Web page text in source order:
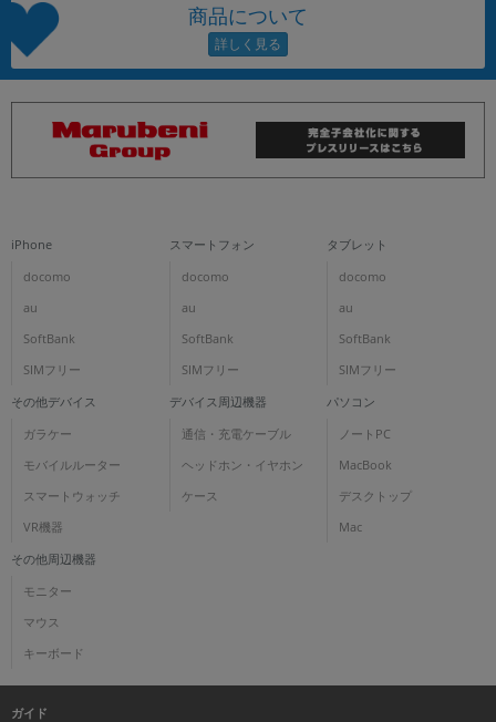
商品について
iPhone
docomo
au
SoftBank
SIMフリー
スマートフォン
docomo
au
SoftBank
SIMフリー
タブレット
docomo
au
SoftBank
SIMフリー
その他デバイス
ガラケー
モバイルルーター
スマートウォッチ
VR機器
デバイス周辺機器
通信・充電ケーブル
ヘッドホン・イヤホン
ケース
パソコン
ノートPC
MacBook
デスクトップ
Mac
その他周辺機器
モニター
マウス
キーボード
ガイド